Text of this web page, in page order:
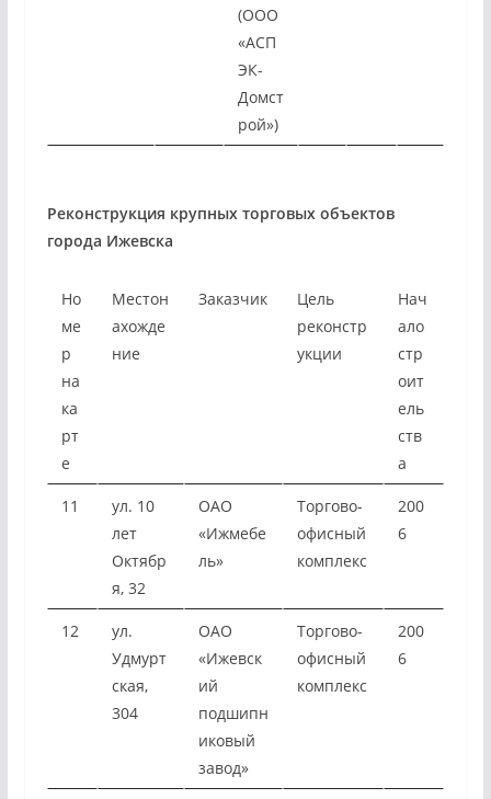
(ООО
«АСП
ЭК-
Домст
рой»)
Реконструкция крупных торговых объектов
города Ижевска
Но
ме
р
на
ка
рт
е
Местон
ахожде
ние
Заказчик
Цель
реконстр
укции
Нач
ало
стр
оит
ель
ств
а
11
ул. 10
лет
Октябр
я, 32
ОАО
«Ижмебе
ль»
Торгово-
офисный
комплекс
200
6
12
ул.
Удмурт
ская,
304
ОАО
«Ижевск
ий
подшипн
иковый
завод»
Торгово-
офисный
комплекс
200
6